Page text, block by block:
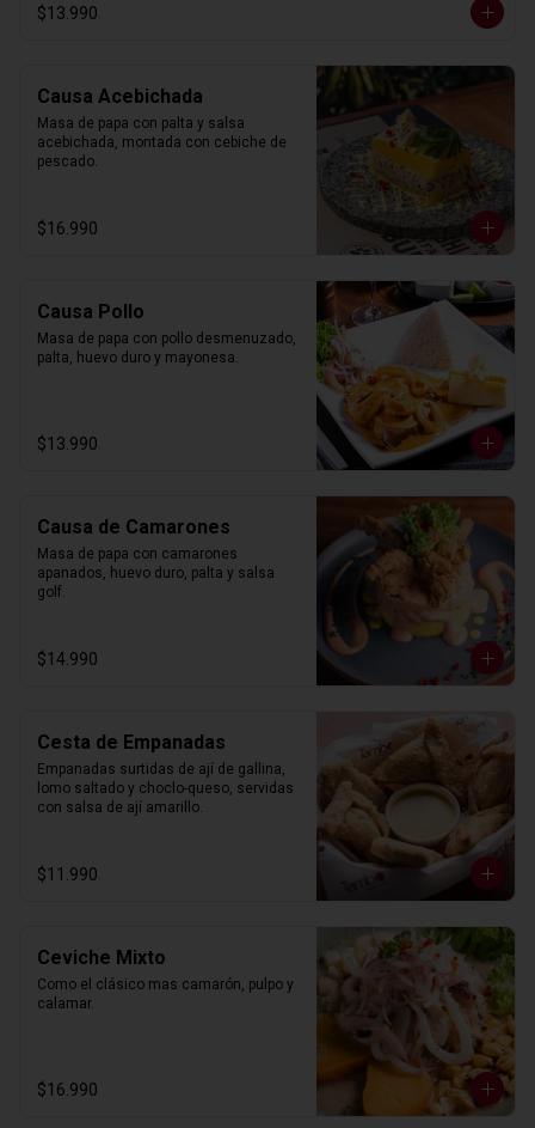
$13.990
Causa Acebichada
Masa de papa con palta y salsa
acebichada, montada con cebiche de
pescado.
$16.990
Causa Pollo
Masa de papa con pollo desmenuzado,
palta, huevo duro y mayonesa.
$13.990
Causa de Camarones
Masa de papa con camarones
apanados, huevo duro, palta y salsa
golf.
$14.990
Cesta de Empanadas
Empanadas surtidas de ají de gallina,
lomo saltado y choclo-queso, servidas
con salsa de ají amarillo.
$11.990
Ceviche Mixto
Como el clásico mas camarón, pulpo y
calamar.
$16.990